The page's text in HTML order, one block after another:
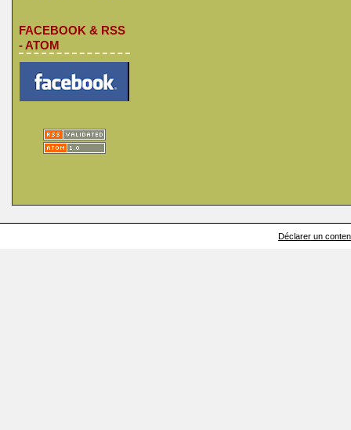
FACEBOOK & RSS
- ATOM
Déclarer un